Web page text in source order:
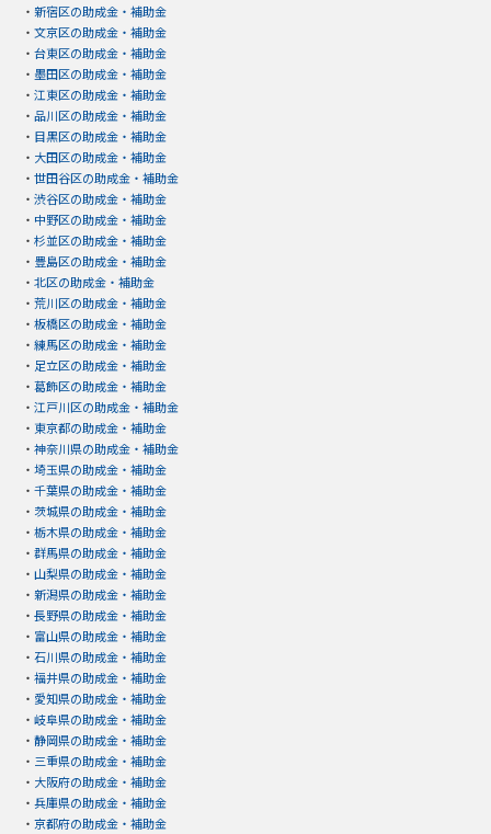
・ 新宿区の助成金・補助金
・ 文京区の助成金・補助金
・ 台東区の助成金・補助金
・ 墨田区の助成金・補助金
・ 江東区の助成金・補助金
・ 品川区の助成金・補助金
・ 目黒区の助成金・補助金
・ 大田区の助成金・補助金
・ 世田谷区の助成金・補助金
・ 渋谷区の助成金・補助金
・ 中野区の助成金・補助金
・ 杉並区の助成金・補助金
・ 豊島区の助成金・補助金
・ 北区の助成金・補助金
・ 荒川区の助成金・補助金
・ 板橋区の助成金・補助金
・ 練馬区の助成金・補助金
・ 足立区の助成金・補助金
・ 葛飾区の助成金・補助金
・ 江戸川区の助成金・補助金
・ 東京都の助成金・補助金
・ 神奈川県の助成金・補助金
・ 埼玉県の助成金・補助金
・ 千葉県の助成金・補助金
・ 茨城県の助成金・補助金
・ 栃木県の助成金・補助金
・ 群馬県の助成金・補助金
・ 山梨県の助成金・補助金
・ 新潟県の助成金・補助金
・ 長野県の助成金・補助金
・ 富山県の助成金・補助金
・ 石川県の助成金・補助金
・ 福井県の助成金・補助金
・ 愛知県の助成金・補助金
・ 岐阜県の助成金・補助金
・ 静岡県の助成金・補助金
・ 三重県の助成金・補助金
・ 大阪府の助成金・補助金
・ 兵庫県の助成金・補助金
・ 京都府の助成金・補助金